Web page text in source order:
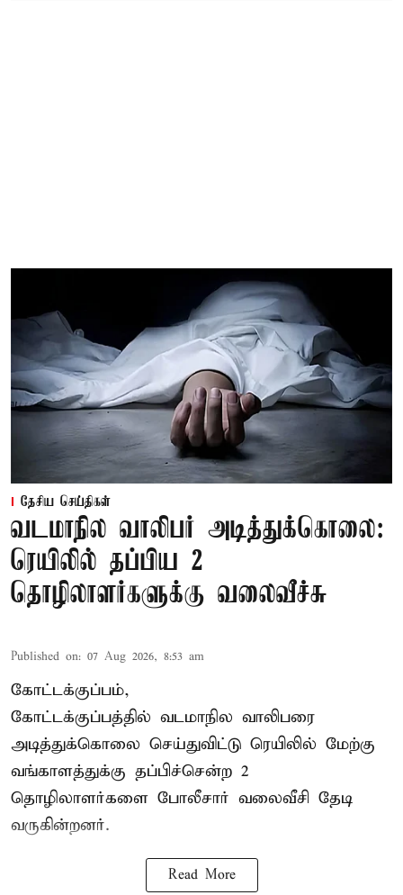
தேசிய செய்திகள்
வடமாநில வாலிபர் அடித்துக்கொலை:
ரெயிலில் தப்பிய 2
தொழிலாளர்களுக்கு வலைவீச்சு
Published on: 07 Aug 2026, 8:53 am
கோட்டக்குப்பம்,
கோட்டக்குப்பத்தில் வடமாநில வாலிபரை
அடித்துக்கொலை செய்துவிட்டு ரெயிலில் மேற்கு
வங்காளத்துக்கு தப்பிச்சென்ற 2
தொழிலாளர்களை போலீசார் வலைவீசி தேடி
வருகின்றனர்.
Read More